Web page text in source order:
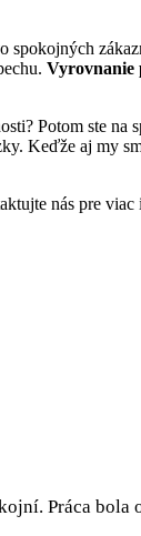
spokojných
Vyrovnanie
Potom ste
Keďže aj my
nás pre
Práca